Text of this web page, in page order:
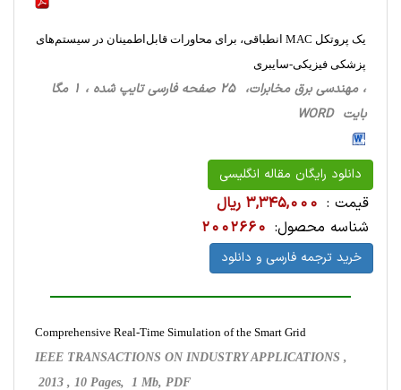
یک پروتکل MAC انطباقی، برای محاورات قابل‌اطمینان در سیستم‌های
پزشکی فیزیکی-سایبری
، مهندسی برق مخابرات، 25 صفحه فارسی تایپ شده ، 1 مگا
بایت WORD
دانلود رایگان مقاله انگلیسی
قیمت : 3,345,000 ریال
شناسه محصول: 2002660
خرید ترجمه فارسی و دانلود
Comprehensive Real-Time Simulation of the Smart Grid
IEEE TRANSACTIONS ON INDUSTRY APPLICATIONS ,
2013 , 10 Pages, 1 Mb, PDF